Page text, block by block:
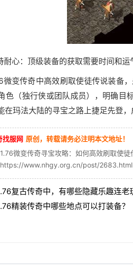
耐心：顶级装备的获取需要时间和
微变传奇中高效刷取使徒传说装备
色（独行侠或团队成员），明确目
在玛法大陆的寻宝之路上捷足先登，
找服网 原创，转载请务必注明本文地址！
微变传奇寻宝攻略：如何高效刷取使徒
https://www.nhgy.org.cn/post/2683.html
复古传奇中，有哪些隐藏乐趣连老
精装传奇中哪些地点可以打装备？